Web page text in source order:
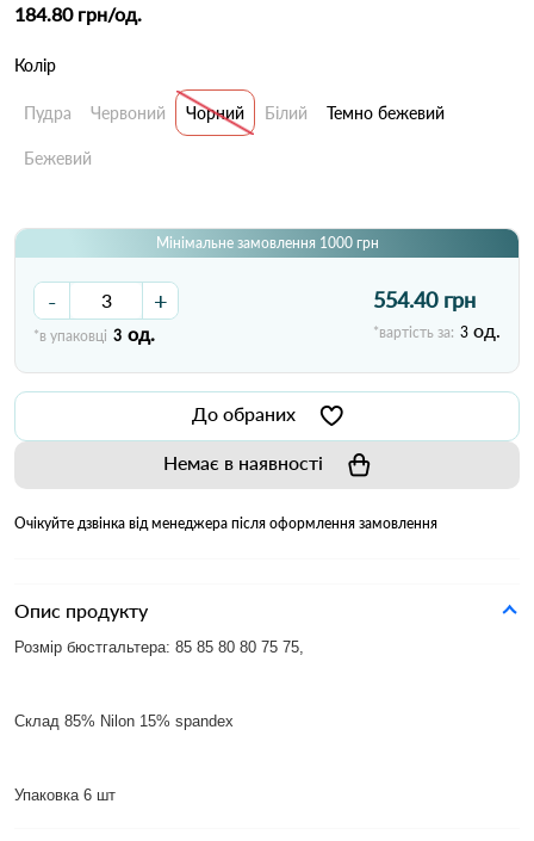
184.80 грн/од.
Колір
Пудра Червоний Чорний Білий Темно бежевий
Бежевий
Мінімальне замовлення 1000 грн
- +
*в упаковці 3 од.
554.40 грн
*вартість за: 3 од.
До обраних
Немає в наявності
Очікуйте дзвінка від менеджера після оформлення замовлення
Опис продукту
Розмір бюстгальтера: 85 85 80 80 75 75,
Склад 85% Nilon 15% spandex
Упаковка 6 шт